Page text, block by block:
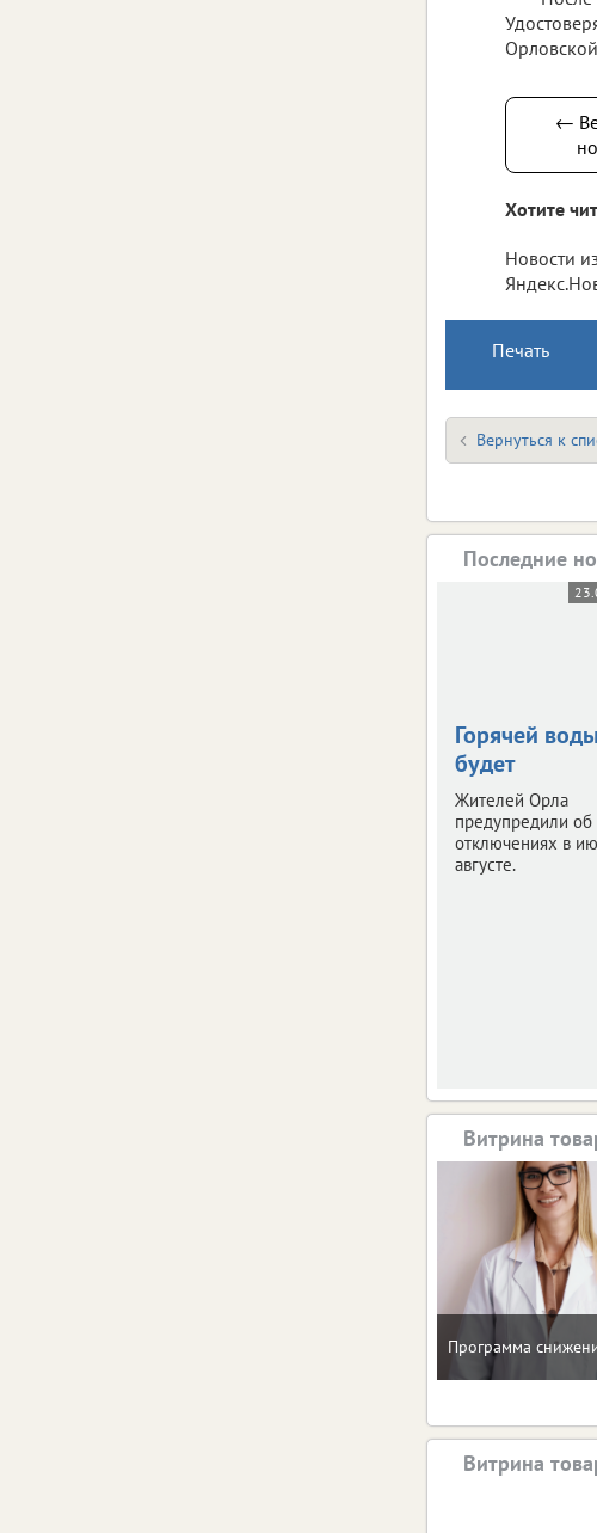
←
Хотите
Новости
Печать
Вернуться к
Последние
Горячей
будет
Жителей Орла
предупредили об
отключениях в
августе.
Витрина
Программа
Витрина